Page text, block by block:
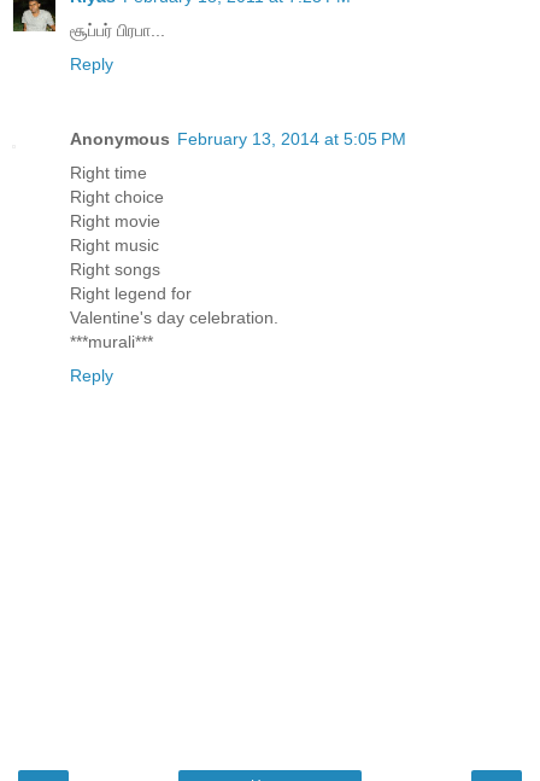
சூப்பர் பிரபா...
Reply
Anonymous February 13, 2014 at 5:05 PM
Right time
Right choice
Right movie
Right music
Right songs
Right legend for
Valentine's day celebration.
***murali***
Reply